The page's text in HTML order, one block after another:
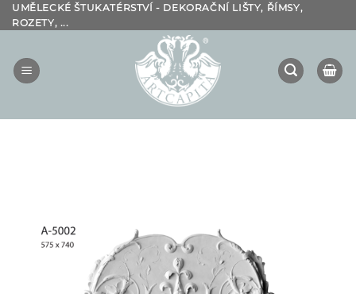
Přeskočit
na
UMĚLECKÉ ŠTUKATÉRSTVÍ - DEKORAČNÍ LIŠTY, ŘÍMSY,
ROZETY, ...